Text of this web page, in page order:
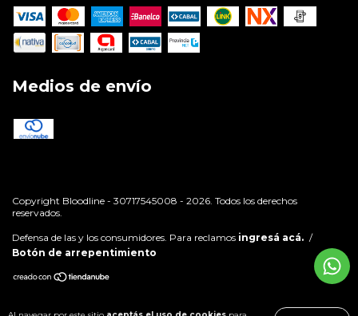
Medios de envío
Copyright Bloodline - 30717545008 - 2026. Todos los derechos
reservados.
Defensa de las y los consumidores. Para reclamos ingresá acá. /
Botón de arrepentimiento